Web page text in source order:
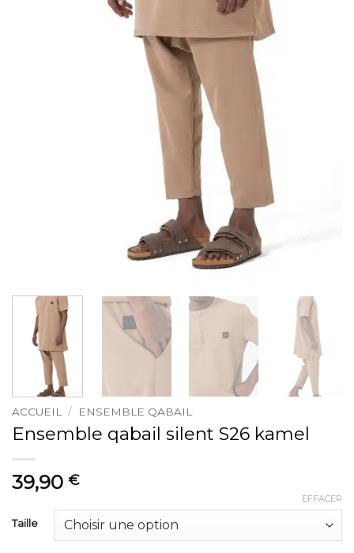
ACCUEIL / ENSEMBLE QABAIL
Ensemble qabail silent S26 kamel
39,90 €
Taille
EFFACER